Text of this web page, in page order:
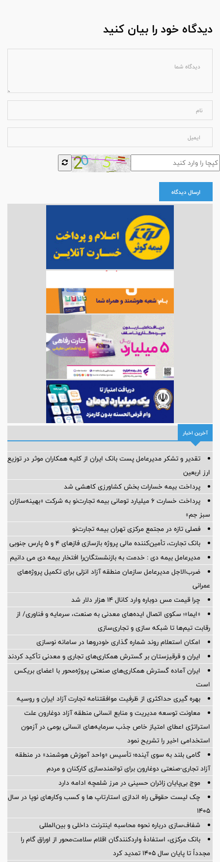
دیدگاه خود را بیان کنید
ارسال دیدگاه
آخرین اخبار
تقدیر و تشکر مدیرعامل پست بانک ایران از کلیه همکاران موثر در توزیع
ارز اربعین
پرداخت بیمه خسارات بخش کشاورزی کاهشی شد
پرداخت خسارت ۶ میلیارد تومانی بیمه تجارت‌نو به شرکت «بهینه‌سازان
سبز جم»
فصلی تازه در مجتمع مرکزی تهران بیمه تجارت‌نو
بانک تجارت، تأمین‌کننده مالی پروژه بازسازی فازهای ۴ و ۵ پارس جنوبی
مدیرعامل بیمه دی : خدمت به بازنشستگان‌را افتخار بیمه دی می دانیم
ضرب‌الاجل مدیرعامل سازمان منطقه آزاد انزلی برای تكمیل پروژه‌های
عمرانی
چرا قیمت مس دوباره وارد کانال ۱۴ هزار دلار شد
«ایما»؛ سکوی اتصال ایده‌های معدنی به صنعت، سرمایه و فناوری/ از
رقابت تیم‌ها تا شبکه سازی و تجاری‌سازی
امکان استعلام روند شماره گذاری خودروها در سامانه نوسازی
ایران و قرقیزستان بر گسترش همکاری‌های تجاری و معدنی تأکید کردند
ایران آماده گسترش همکاری‌های صنعتی پروژه‌محور با اعضای بریکس
است
بهره گیری حداکثری از ظرفیت موافقتنامه تجارت آزاد ایران و روسیه
معاونت توسعه مدیریت و منابع انسانی منطقه آزاد دوغارون علت
استراتژی اعطای امتیاز خاص جذب سرمایه‌های انسانی بومی در آزمون
استخدامی اخیر را تشریح نمود
گامی بلند به سوی آینده؛ تأسیس «واحد آموزش هوشمند» در منطقه
آزاد تجاری-صنعتی دوغارون برای توانمندسازی کارکنان و مردم
موج بی‌پایان زائران حسینی در مرز شلمچه ادامه دارد
چک لیست حقوقی راه اندازی استارتاپ ها و کسب وکارهای نوپا در سال
۱۴۰۵
شفاف‌سازی درباره نحوه محاسبه اینترنت داخلی و بین‌المللی
بانک مرکزی، استفادۀ واردکنندگان اقلام سلامت‌محور از اوراق گام را
مجدداً تا پایان سال ۱۴۰۵ تمدید کرد